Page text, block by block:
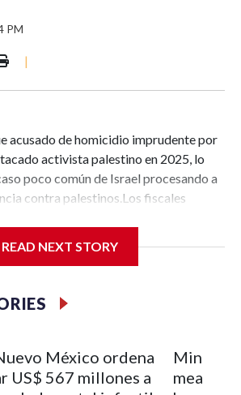
PM
|
acusado de homicidio imprudente por
activista palestino en 2025, lo
poco común de Israel procesando a
contra palestinos.Los fiscales
2025.El cargo de homicidio imprudente
máxima de prisión de 12 años. La
ante el Tribunal de Distrito de
a la propiedad.Es
que Israel acuse a colonos por
READ NEXT STORY
México ordena
US$ 567 millones a
meal led